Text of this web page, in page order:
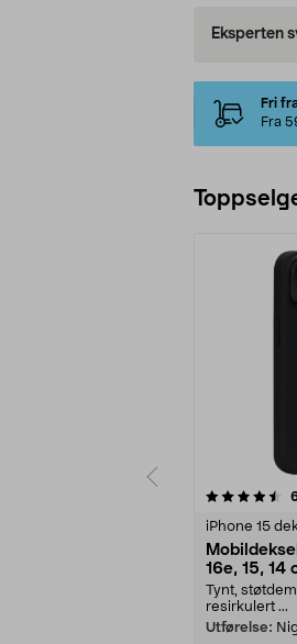
Eksperten
Fri
Fra
iPhone 15
16e, 15, 14
Tynt,
resirkulert ...
Utførelse: